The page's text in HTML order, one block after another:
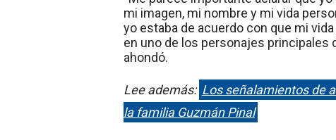
mi imagen, mi nombre y mi vida
yo estaba de acuerdo con que mi
en uno de los personajes principales
ahondó.
Lee además: Los señalamientos de
la familia Guzmán Pinal